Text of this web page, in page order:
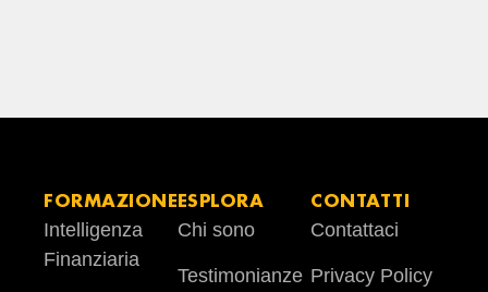
FORMAZIONE
Intelligenza
Finanziaria
ESPLORA
Chi sono
Testimonianze
CONTATTI
Contattaci
Privacy Policy